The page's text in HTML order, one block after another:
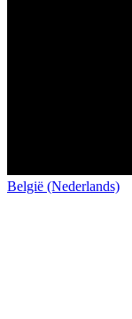
België (Nederlands)